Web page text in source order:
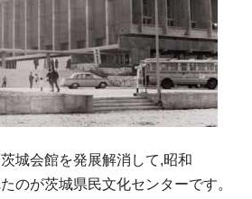
城会館を発展解消して,昭和
のが茨城県民文化センターです。